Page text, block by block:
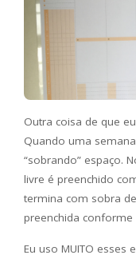
Outra coisa de que
Quando uma
“sobrando” espaço.
livre é preenchido
termina com sobra
preenchida conforme
Eu uso MUITO esses